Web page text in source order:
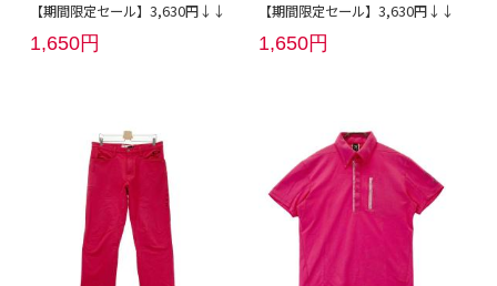
【期間限定セール】3,630円↓↓
1,650円
【期間限定セール】3,630円↓↓
1,650円